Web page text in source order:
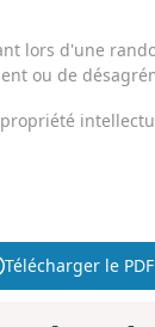
lors d'une
ou de
Télécharger le PDF